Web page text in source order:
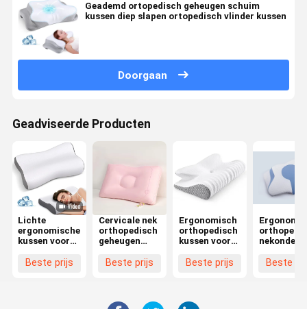
Geademd ortopedisch geheugen schuim
kussen diep slapen ortopedisch vlinder kussen
Doorgaan
Geadviseerde Producten
Lichte
ergonomische
kussen voor
Beste prijs
Cervicale nek
orthopedisch
geheugen
kussen
orthopedisch
Beste prijs
Ergonomisch
orthopedisch
kussen voor
Beste prijs
zijkant
Beste